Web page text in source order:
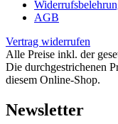
AGB
Vertrag widerrufen
Alle Preise inkl. der
Die durchgestrichenen
diesem Online-Shop.
Newsletter